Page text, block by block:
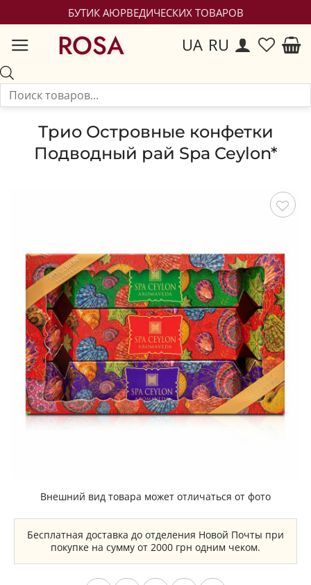
БУТИК АЮРВЕДИЧЕСКИХ ТОВАРОВ
ROSA UA RU
Трио Островные конфетки
Подводный рай Spa Ceylon*
Внешний вид товара может отличаться от фото
Бесплатная доставка до отделения Новой Почты при
покупке на сумму от 2000 грн одним чеком.